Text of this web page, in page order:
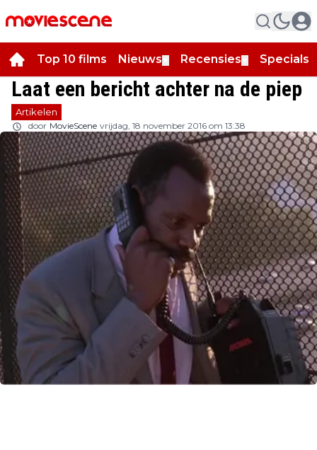
Top 10 films Nieuws Recensies Specials
Laat een bericht achter na de piep
Artikelen
door MovieScene vrijdag, 18 november 2016 om 13:38